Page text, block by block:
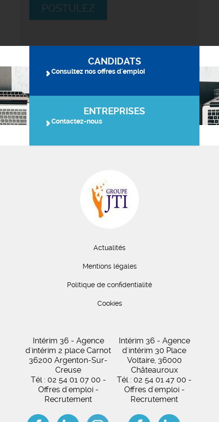
POSTULEZ
CANDIDATS
Consultez nos offres d'emploi
ENTREPRISES
Contactez-nous
Actualités
Mentions légales
Politique de confidentialité
Cookies
Intérim 36 - Agence
d'intérim 2 place Carnot
36200 Argenton-Sur-
Creuse
Tél : 02 54 01 07 00 -
Offres d'emploi -
Recrutement
Intérim 36 - Agence
d'intérim 30 Place
Voltaire, 36000
Châteauroux
Tél : 02 54 01 47 00 -
Offres d'emploi -
Recrutement